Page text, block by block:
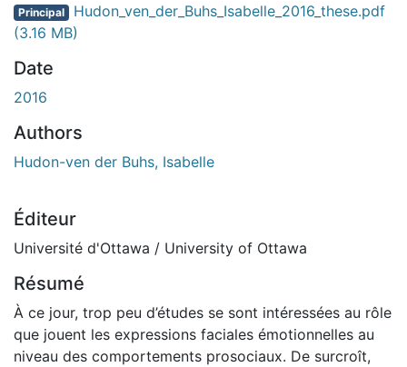
Principal Hudon_ven_der_Buhs_Isabelle_2016_these.pdf
(3.16 MB)
Date
2016
Authors
Hudon-ven der Buhs, Isabelle
Éditeur
Université d'Ottawa / University of Ottawa
Résumé
À ce jour, trop peu d’études se sont intéressées au rôle
que jouent les expressions faciales émotionnelles au
niveau des comportements prosociaux. De surcroît,